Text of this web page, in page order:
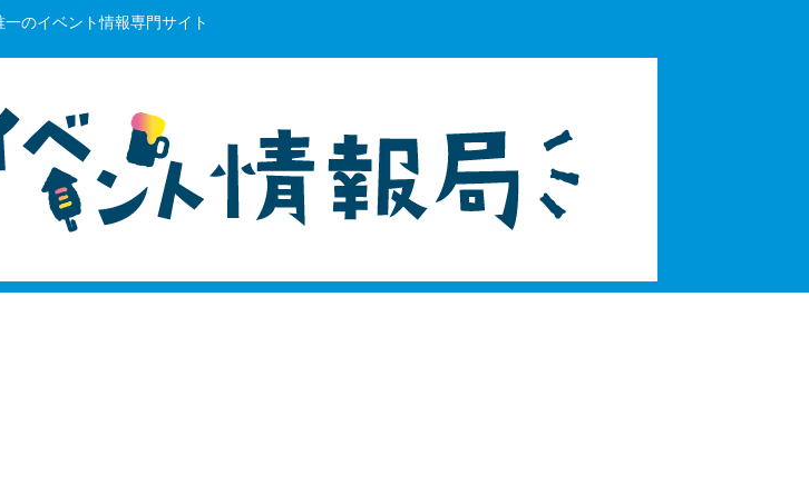
のイベント情報専門サイト